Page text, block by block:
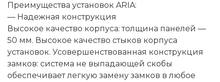
Преимущества установок ARIA:
— Надежная конструкция
Высокое качество корпуса: толщина панелей —
50 мм. Высокое качество стыков корпуса
установок. Усовершенствованная конструкция
замков: система не выпадающей скобы
обеспечивает легкую замену замков в любое